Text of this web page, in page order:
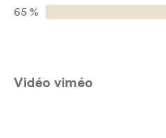
65 %
Vidéo viméo